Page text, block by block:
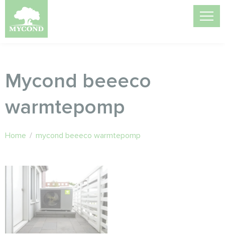
Mycond beeeco
warmtepomp
Home / mycond beeeco warmtepomp